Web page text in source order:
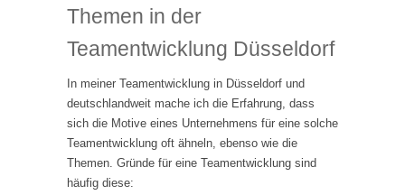
Themen in der
Teamentwicklung Düsseldorf
In meiner Teamentwicklung in Düsseldorf und
deutschlandweit mache ich die Erfahrung, dass
sich die Motive eines Unternehmens für eine solche
Teamentwicklung oft ähneln, ebenso wie die
Themen. Gründe für eine Teamentwicklung sind
häufig diese: